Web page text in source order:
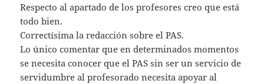
Respecto al apartado de los profesores creo que está
todo bien.
Correctísima la redacción sobre el PAS.
Lo único comentar que en determinados momentos
se necesita conocer que el PAS sin ser un servicio de
servidumbre al profesorado necesita apoyar al